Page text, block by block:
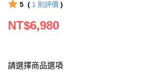
5 ( 1 則評價 )
NT$6,980
請選擇商品選項